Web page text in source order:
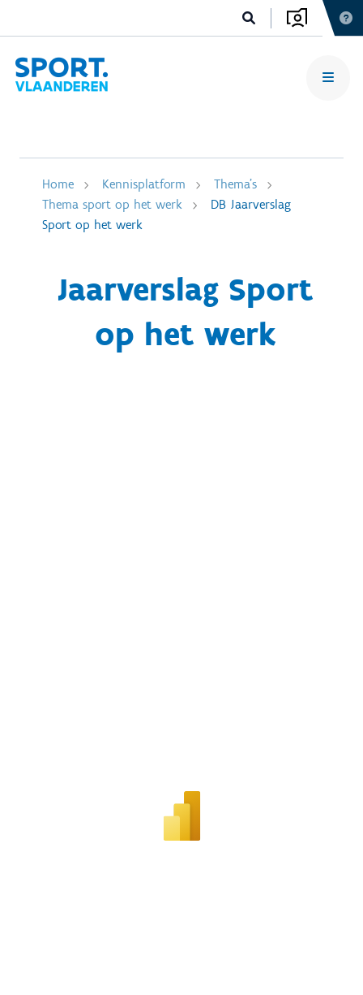
Home Kennisplatform
Thema's
Thema sport op het werk
DB Jaarverslag
Sport op het werk
Jaarverslag Sport
op het werk